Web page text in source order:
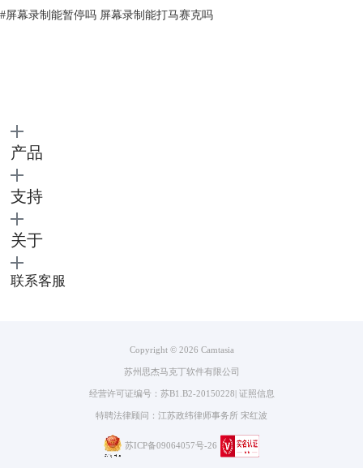
拖动模糊效果周围的小白框，将其对准我们要打码的怪兽。将鼠标放到模
糊效果的黄框上，出现双箭头时，前后拖动就可以选择模糊效果的时长。
#屏幕录制能暂停吗 屏幕录制能打马赛克吗
产品
支持
关于
联系客服
Copyright © 2026 Camtasia
苏州思杰马克丁软件有限公司
经营许可证编号：苏B1.B2-20150228 证照信息
特聘法律顾问：江苏政纬律师事务所 宋红波
苏ICP备09064057号-26